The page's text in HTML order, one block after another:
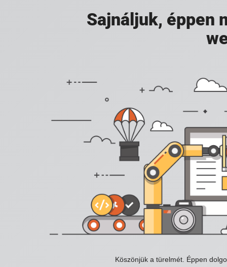
Sajnáljuk, éppen
Köszönjük a türelmét. Éppen